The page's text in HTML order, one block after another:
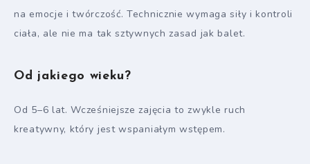
na emocje i twórczość. Technicznie wymaga siły i kontroli
ciała, ale nie ma tak sztywnych zasad jak balet.
Od jakiego wieku?
Od 5–6 lat. Wcześniejsze zajęcia to zwykle ruch
kreatywny, który jest wspaniałym wstępem.